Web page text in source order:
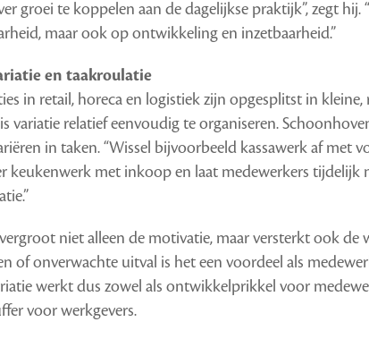
groei te koppelen aan de dagelijkse praktijk”, zegt hij.
maar ook op ontwikkeling en inzetbaarheid.”
en taakroulatie
in retail, horeca en logistiek zijn opgesplitst in
variatie relatief eenvoudig te organiseren.
in taken. “Wissel bijvoorbeeld kassawerk af met
keukenwerk met inkoop en laat medewerkers tijdelijk
niet alleen de motivatie, maar versterkt ook de
of onverwachte uitval is het een voordeel als
werkt dus zowel als ontwikkelprikkel voor
voor werkgevers.